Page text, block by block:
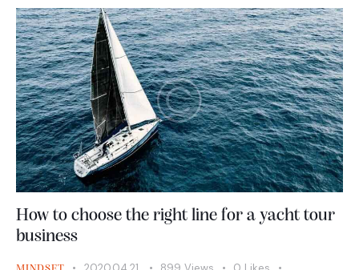
How to choose the right line for a yacht tour
business